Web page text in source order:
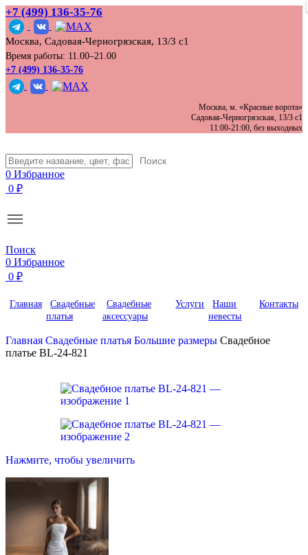
+7 (499) 136‑35‑76
Москва, Садовая-Черногрязская, 13/3 с1
Время работы: 11.00–21.00
+7 (499) 136-35-76
Москва, м. «Красные ворота»
Садовая-Черногрязская, 13/3 с1
11:00-21:00, без выходных
Поиск
0 Избранное
0 ₽
Поиск
0 Избранное
0 ₽
Главная
Свадебные
платья
Свадебные
аксессуары
Услуги
Наши
невесты
Контакты
Главная Свадебные платья Большие размеры Свадебное
платье BL-24-821
Нажмите, чтобы увеличить